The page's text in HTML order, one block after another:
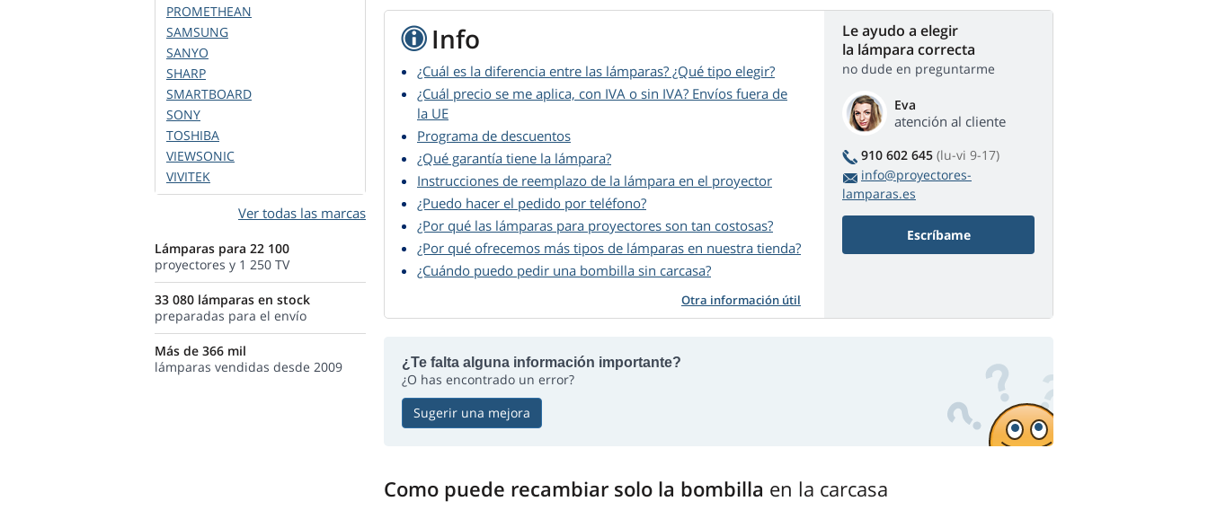
Info
¿Cuál es la diferencia entre las lámparas? ¿Qué tipo elegir?
¿Cuál precio se me aplica, con IVA o sin IVA? Envíos fuera de
la UE
Programa de descuentos
¿Qué garantía tiene la lámpara?
Instrucciones de reemplazo de la lámpara en el proyector
¿Puedo hacer el pedido por teléfono?
¿Por qué las lámparas para proyectores son tan costosas?
¿Por qué ofrecemos más tipos de lámparas en nuestra tienda?
¿Cuándo puedo pedir una bombilla sin carcasa?
Otra información útil
Le ayudo a elegir
la lámpara correcta
no dude en preguntarme
Eva
atención al cliente
910 602 645 (lu-vi 9-17)
info@proyectores-
lamparas.es
Escríbame
¿Te falta alguna información importante?
¿O has encontrado un error?
Sugerir una mejora
Como puede recambiar solo la bombilla en la carcasa
PROMETHEAN
SAMSUNG
SANYO
SHARP
SMARTBOARD
SONY
TOSHIBA
VIEWSONIC
VIVITEK
Ver todas las marcas
Lámparas para 22 100
proyectores y 1 250 TV
33 080 lámparas en stock
preparadas para el envío
Más de 366 mil
lámparas vendidas desde 2009